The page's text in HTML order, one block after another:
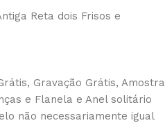
Reta dois Frisos e
Gravação Grátis, Amostra
e Flanela e Anel solitário
não necessariamente igual